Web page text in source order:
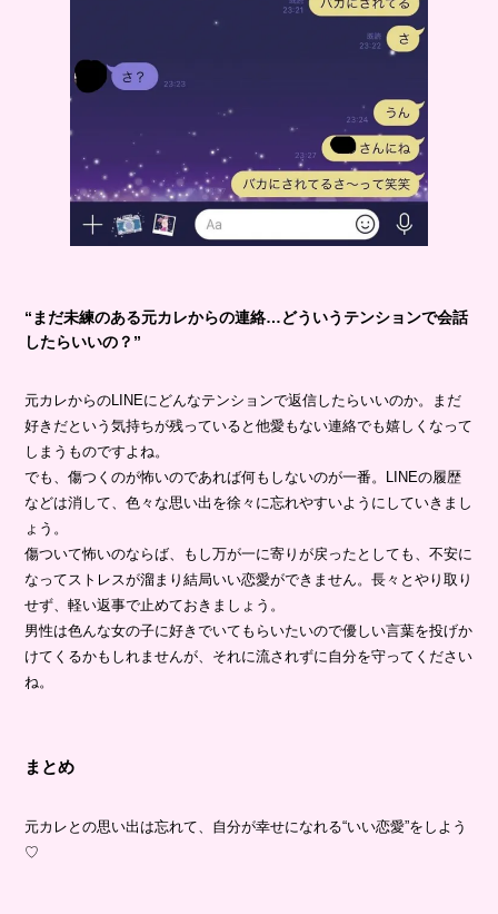
“まだ未練のある元カレからの連絡…どういうテンションで会話
したらいいの？”
元カレからのLINEにどんなテンションで返信したらいいのか。まだ
好きだという気持ちが残っていると他愛もない連絡でも嬉しくなって
しまうものですよね。
でも、傷つくのが怖いのであれば何もしないのが一番。LINEの履歴
などは消して、色々な思い出を徐々に忘れやすいようにしていきまし
ょう。
傷ついて怖いのならば、もし万が一に寄りが戻ったとしても、不安に
なってストレスが溜まり結局いい恋愛ができません。長々とやり取り
せず、軽い返事で止めておきましょう。
男性は色んな女の子に好きでいてもらいたいので優しい言葉を投げか
けてくるかもしれませんが、それに流されずに自分を守ってください
ね。
まとめ
元カレとの思い出は忘れて、自分が幸せになれる“いい恋愛”をしよう
♡